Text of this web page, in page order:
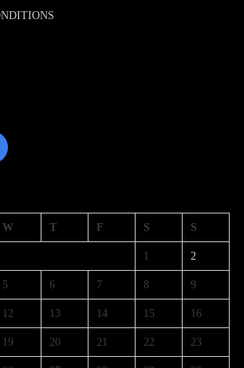
W T F S S
1 2
5 6 7 8 9
12 13 14 15 16
19 20 21 22 23